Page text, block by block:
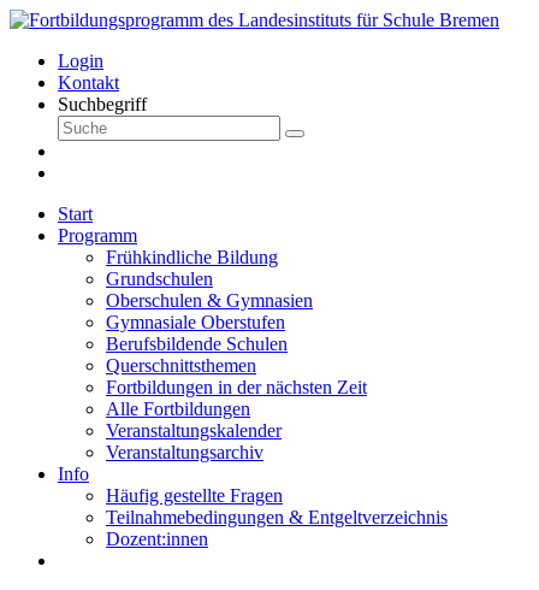
Login
Kontakt
Suchbegriff
Start
Programm
Frühkindliche Bildung
Grundschulen
Oberschulen & Gymnasien
Gymnasiale Oberstufen
Berufsbildende Schulen
Querschnittsthemen
Fortbildungen in der nächsten Zeit
Alle Fortbildungen
Veranstaltungskalender
Veranstaltungsarchiv
Info
Häufig gestellte Fragen
Teilnahmebedingungen & Entgeltverzeichnis
Dozent:innen